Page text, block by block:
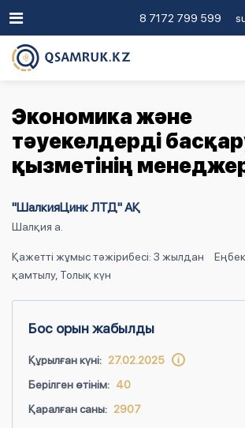
8 7172 799 599
Экономика және
тәуекелдерді
қызметінің
"ШалкияЦинк ЛТД" АҚ
Шалқия а.
Қажетті жұмыс тәжірибесі: 3 жылдан
қамтылу, Толық күн
Бос орын жабылды
Құрылған күні: 27.02.2025
Берілген өтінім: 40
Қаралған саны: 2907